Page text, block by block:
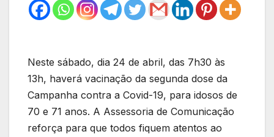
Neste sábado, dia 24 de abril, das 7h30 às
13h, haverá vacinação da segunda dose da
Campanha contra a Covid-19, para idosos de
70 e 71 anos. A Assessoria de Comunicação
reforça para que todos fiquem atentos ao